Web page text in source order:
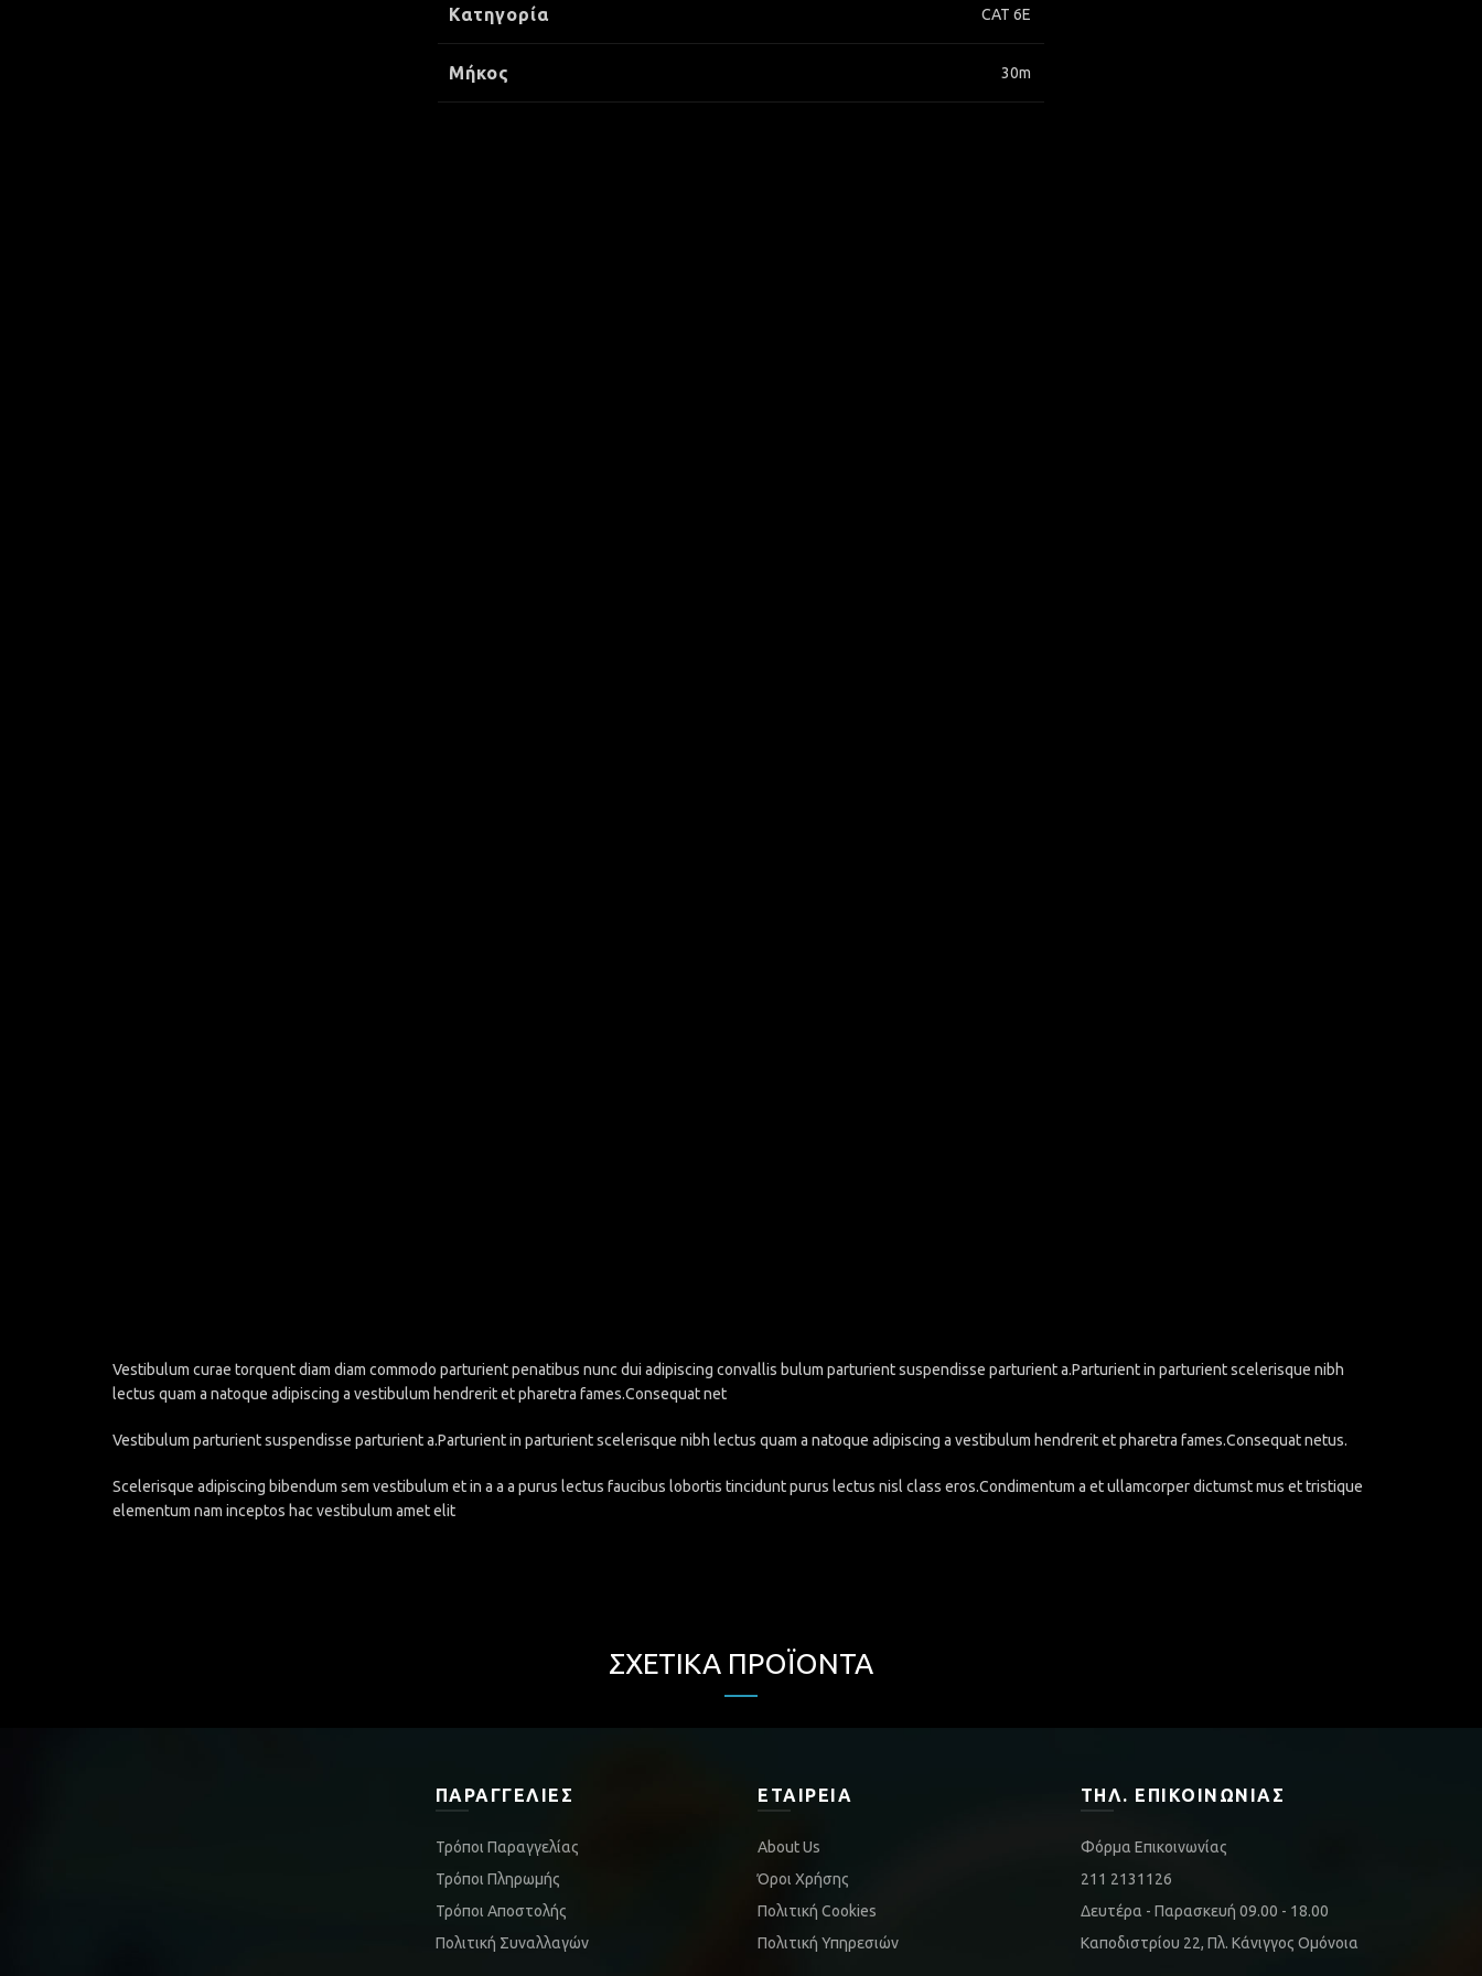
Κατηγορία CAT 6E
Μήκος 30m
Vestibulum curae torquent diam diam commodo parturient penatibus nunc dui adipiscing convallis bulum parturient suspendisse parturient a.Parturient in parturient scelerisque nibh
lectus quam a natoque adipiscing a vestibulum hendrerit et pharetra fames.Consequat net
Vestibulum parturient suspendisse parturient a.Parturient in parturient scelerisque nibh lectus quam a natoque adipiscing a vestibulum hendrerit et pharetra fames.Consequat netus.
Scelerisque adipiscing bibendum sem vestibulum et in a a a purus lectus faucibus lobortis tincidunt purus lectus nisl class eros.Condimentum a et ullamcorper dictumst mus et tristique
elementum nam inceptos hac vestibulum amet elit
ΣΧΕΤΙΚΆ ΠΡΟΪΌΝΤΑ
ΠΑΡΑΓΓΕΛΊΕΣ
Τρόποι Παραγγελίας
Τρόποι Πληρωμής
Τρόποι Αποστολής
Πολιτική Συναλλαγών
ΕΤΑΙΡΕΊΑ
About Us
Όροι Χρήσης
Πολιτική Cookies
Πολιτική Υπηρεσιών
ΤΗΛ. ΕΠΙΚΟΙΝΩΝΊΑΣ
Φόρμα Επικοινωνίας
211 2131126
Δευτέρα - Παρασκευή 09.00 - 18.00
Καποδιστρίου 22, Πλ. Κάνιγγος Ομόνοια